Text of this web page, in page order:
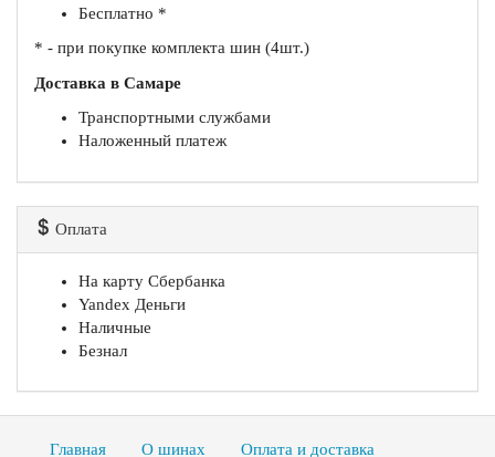
Бесплатно *
* - при покупке комплекта шин (4шт.)
Доставка в Самаре
Транспортными службами
Наложенный платеж
Оплата
На карту Сбербанка
Yandex Деньги
Наличные
Безнал
Главная О шинах Оплата и доставка